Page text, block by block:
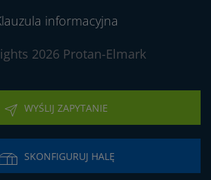
informacyjna
2026 Protan-Elmark
WYŚLIJ ZAPYTANIE
SKONFIGURUJ HALĘ